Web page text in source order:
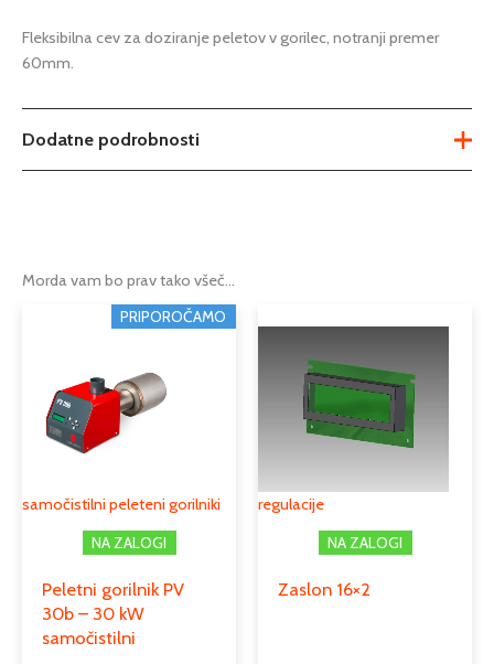
Fleksibilna cev za doziranje peletov v gorilec, notranji premer
60mm.
Dodatne podrobnosti
Morda vam bo prav tako všeč…
PRIPOROČAMO
samočistilni peleteni gorilniki
NA ZALOGI
Peletni gorilnik PV
30b – 30 kW
samočistilni
regulacije
NA ZALOGI
Zaslon 16×2